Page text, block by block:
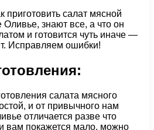
приготовить салат мясной
Оливье, знают все, а что он
и готовится чуть иначе —
Исправляем ошибки!
салата мясного
и от привычного нам
отличается разве что
вам покажется мало, можно